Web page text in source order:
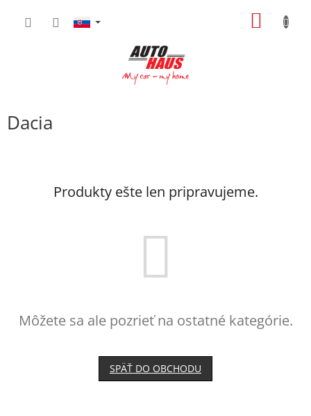
Dacia
Produkty ešte len pripravujeme.
Môžete sa ale pozrieť na ostatné kategórie.
SPÄŤ DO OBCHODU